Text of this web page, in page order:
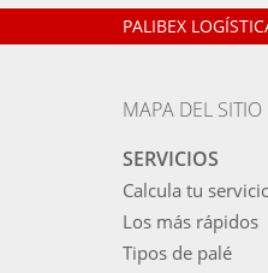
PALIBEX
MAPA DEL SITIO
SERVICIOS
Calcula tu
Los más rápidos
Tipos de palé